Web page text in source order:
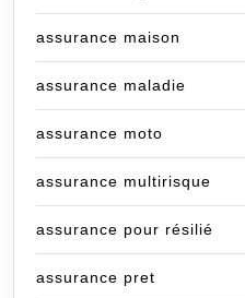
assurance maison
assurance maladie
assurance moto
assurance multirisque
assurance pour résilié
assurance pret